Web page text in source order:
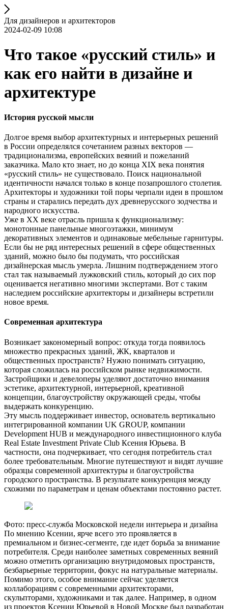
Для дизайнеров и архитекторов
2024-02-09 10:08
Что такое «русский стиль» и
как его найти в дизайне и
архитектуре
История русской мысли
Долгое время выбор архитектурных и интерьерных решений
в России определялся сочетанием разных векторов —
традиционализма, европейских веяний и пожеланий
заказчика. Мало кто знает, но до конца XIX века понятия
«русский стиль» не существовало. Поиск национальной
идентичности начался только в конце позапрошлого столетия.
Архитекторы и художники той поры черпали идеи в прошлом
страны и старались передать дух древнерусского зодчества и
народного искусства.
Уже в XX веке отрасль пришла к функционализму:
монотонные панельные многоэтажки, минимум
декоративных элементов и одинаковые мебельные гарнитуры.
Если бы не ряд интересных решений в сфере общественных
зданий, можно было бы подумать, что российская
дизайнерская мысль умерла. Лишним подтверждением этого
стал так называемый лужковский стиль, который до сих пор
оценивается негативно многими экспертами. Вот с таким
наследием российские архитекторы и дизайнеры встретили
новое время.
Современная архитектура
Возникает закономерный вопрос: откуда тогда появилось
множество прекрасных зданий, ЖК, кварталов и
общественных пространств? Нужно понимать ситуацию,
которая сложилась на российском рынке недвижимости.
Застройщики и девелоперы уделяют достаточно внимания
эстетике, архитектурной, интерьерной, креативной
концепции, благоустройству окружающей среды, чтобы
выдержать конкуренцию.
Эту мысль поддерживает инвестор, основатель вертикально
интегрированной компании UK GROUP, компании
Development HUB и международного инвестиционного клуба
Real Estate Investment Private Club Ксения Юрьева. В
частности, она подчеркивает, что сегодня потребитель стал
более требовательным. Многие путешествуют и видят лучшие
образцы современной архитектуры и благоустройства
городского пространства. В результате конкуренция между
схожими по параметрам и ценам объектами постоянно растет.
Фото: пресс-служба Московской недели интерьера и дизайна
По мнению Ксении, ярче всего это проявляется в
премиальном и бизнес-сегменте, где идет борьба за внимание
потребителя. Среди наиболее заметных современных веяний
можно отметить организацию внутридомовых пространств,
безбарьерные территории, фокус на натуральные материалы.
Помимо этого, особое внимание сейчас уделяется
коллаборациям с современными архитекторами,
скульпторами, художниками и так далее. Например, в одном
из проектов Ксении Юрьевой в Новой Москве был разработан